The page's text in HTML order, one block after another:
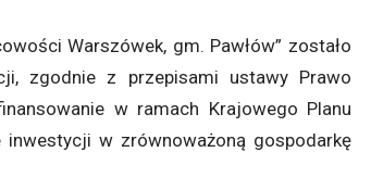
Warszówek, gm. Pawłów” zostało
zgodnie z przepisami ustawy Prawo
w ramach Krajowego Planu
w zrównoważoną gospodarkę